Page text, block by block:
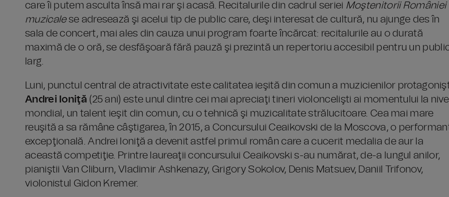
care îi putem asculta însă mai rar şi acasă. Recitalurile din cadrul seriei Moştenitorii României
muzicalese adresează şi acelui tip de public care, deşi interesat de cultură, nu ajunge des în
sala de concert, mai ales din cauza unui program foarte încărcat: recitalurile au o durată
maximă de o oră, se desfăşoară fără pauză şi prezintă un repertoriu accesibil pentru un
larg.
Luni, punctul central de atractivitate este calitatea ieşită din comun a muzicienilor
Andrei Ioniţă (25 ani) este unul dintre cei mai apreciaţi tineri violoncelişti ai momentului la nivel
mondial, un talent ieşit din comun, cu o tehnică şi muzicalitate strălucitoare. Cea mai mare
reuşită a sa rămâne câştigarea, în 2015, a Concursului Ceaikovski de la Moscova, o
excepţională. Andrei Ioniţă a devenit astfel primul român care a cucerit medalia de aur la
această competiţie. Printre laureaţii concursului Ceaikovski s-au numărat, de-a lungul anilor,
pianiştii Van Cliburn, Vladimir Ashkenazy, Grigory Sokolov, Denis Matsuev, Daniil Trifonov,
violonistul Gidon Kremer.